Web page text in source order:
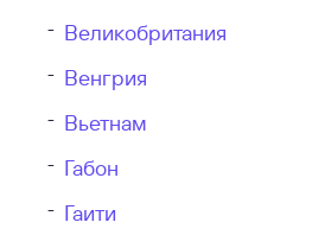
Великобритания
Венгрия
Вьетнам
Габон
Гаити